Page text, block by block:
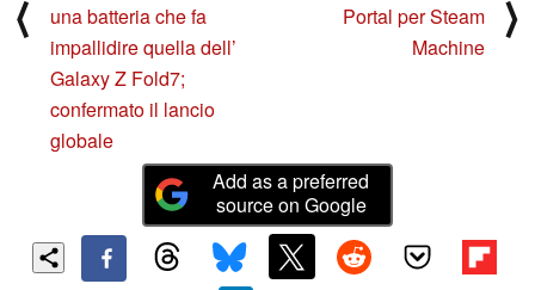
⟨
una batteria che fa
impallidire quella dell’
Galaxy Z Fold7;
confermato il lancio
globale
Portal per Steam
Machine
⟩
Add as a preferred
source on Google